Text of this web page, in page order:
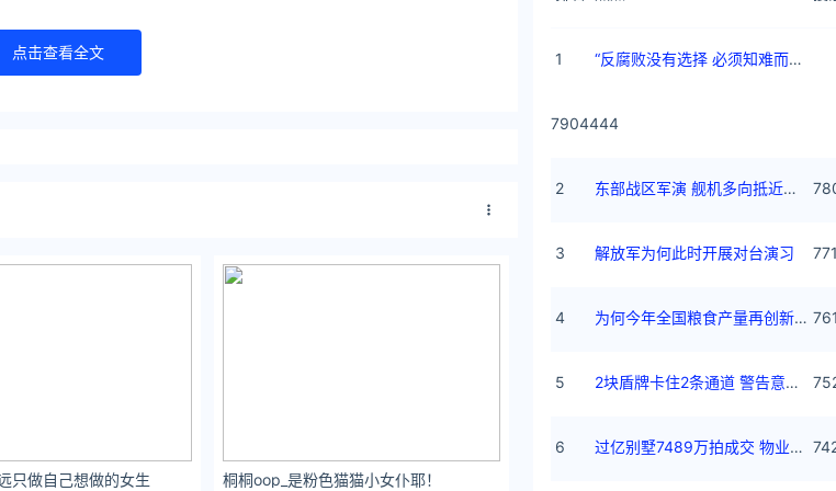
点击查看全文
只做自己想做的女生 桐桐oop_是粉色猫猫小女仆耶！
1 “反腐败没有选择 必须知难而进”
7904444
2 东部战区军演 舰机多向抵近台岛
3 解放军为何此时开展对台演习
4 为何今年全国粮食产量再创新高
5 2块盾牌卡住2条通道 警告意味浓烈
6 过亿别墅7489万拍成交 物业费欠30万